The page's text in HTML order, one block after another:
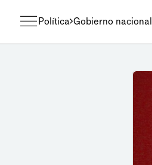
Política Gobierno nacional